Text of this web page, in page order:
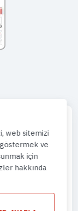
web sitemizi
ve
için
hakkında